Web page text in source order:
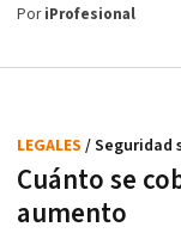
PoriProfesional
Cuánto se
aumento
LEGALES / Seguridad